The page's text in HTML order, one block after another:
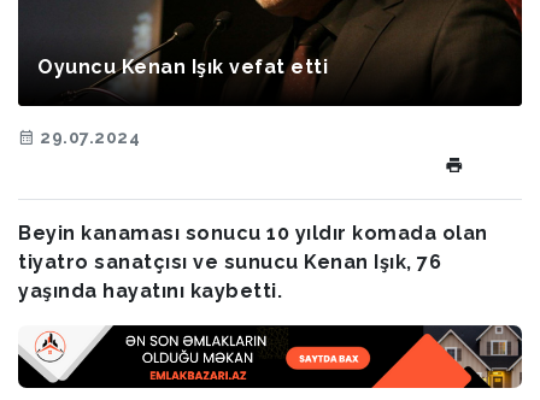
Oyuncu Kenan Işık vefat etti
29.07.2024
Beyin kanaması sonucu 10 yıldır komada olan
tiyatro sanatçısı ve sunucu Kenan Işık, 76
yaşında hayatını kaybetti.